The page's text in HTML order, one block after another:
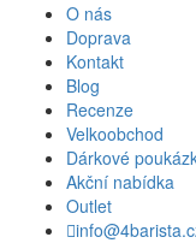
O nás
Doprava
Kontakt
Blog
Recenze
Velkoobchod
Dárkové
Akční nabídka
Outlet